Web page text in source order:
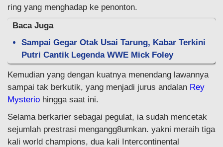
ring yang menghadap ke penonton.
Baca Juga
Sampai Gegar Otak Usai Tarung, Kabar Terkini
Putri Cantik Legenda WWE Mick Foley
Kemudian yang dengan kuatnya menendang lawannya
sampai tak berkutik, yang menjadi jurus andalan Rey
Mysterio hingga saat ini.
Selama berkarier sebagai pegulat, ia sudah mencetak
sejumlah prestrasi mengangg8umkan. yakni meraih tiga
kali world champions, dua kali Intercontinental